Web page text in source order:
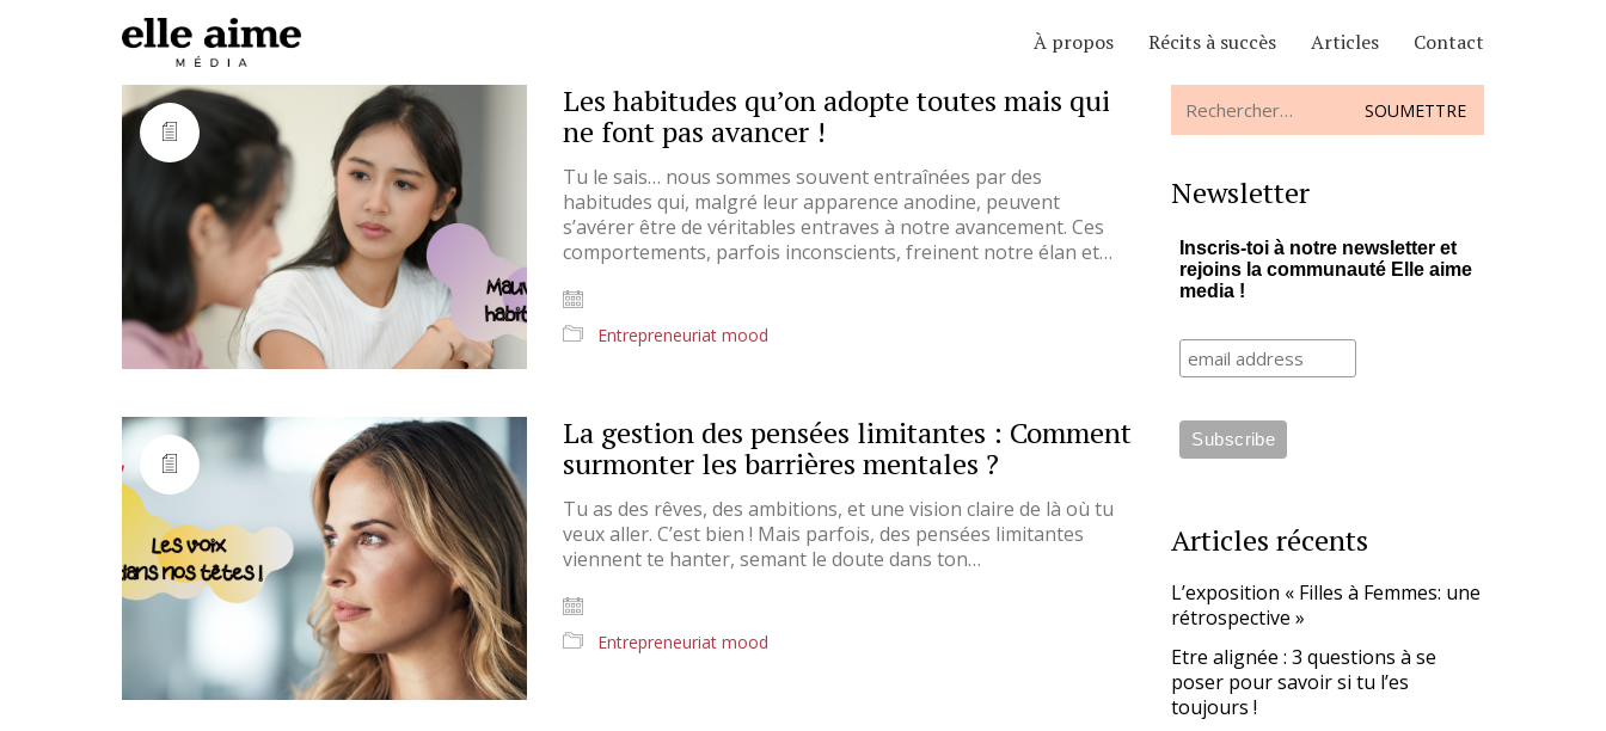
À propos Récits à succès Articles Contact
Les habitudes qu’on adopte toutes mais qui
ne font pas avancer !
Tu le sais… nous sommes souvent entraînées par des
habitudes qui, malgré leur apparence anodine, peuvent
s’avérer être de véritables entraves à notre avancement. Ces
comportements, parfois inconscients, freinent notre élan et…
Entrepreneuriat mood
La gestion des pensées limitantes : Comment
surmonter les barrières mentales ?
Tu as des rêves, des ambitions, et une vision claire de là où tu
veux aller. C’est bien ! Mais parfois, des pensées limitantes
viennent te hanter, semant le doute dans ton…
Entrepreneuriat mood
for:
Newsletter
Inscris-toi à notre newsletter et
rejoins la communauté Elle aime
media !
Articles récents
L’exposition « Filles à Femmes: une
rétrospective »
Etre alignée : 3 questions à se
poser pour savoir si tu l’es
toujours !